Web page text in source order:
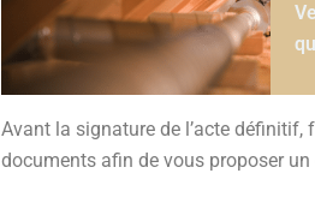
Avant la signature de l’acte
documents afin de vous proposer un